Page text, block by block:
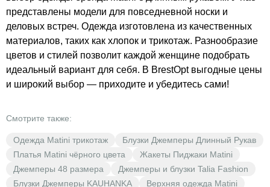
представлены модели для повседневной носки и
деловых встреч. Одежда изготовлена из качественных
материалов, таких как хлопок и трикотаж. Разнообразие
цветов и стилей позволит каждой женщине подобрать
идеальный вариант для себя. В BrestOpt выгодные цены
и широкий выбор — приходите и убедитесь сами!
Смотрите также:
Одежда Matini трикотаж
Блузки Джемперы Длинный Рукав
Платья Matini чёрного цвета
Жакеты Пиджаки Matini
Джемперы 48 размера
Джемперы и блузки Talia Fashion
Блузки Джемперы KAUHANKA
Верхняя одежда Matini